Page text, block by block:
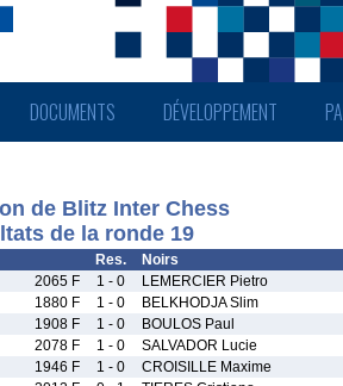
DOCUMENTS DÉVELOPPEMENT
de Blitz Inter Chess
de la ronde 19
Res. Noirs
2065 F 1 - 0 LEMERCIER Pietro
1880 F 1 - 0 BELKHODJA Slim
1908 F 1 - 0 BOULOS Paul
2078 F 1 - 0 SALVADOR Lucie
1946 F 1 - 0 CROISILLE Maxime